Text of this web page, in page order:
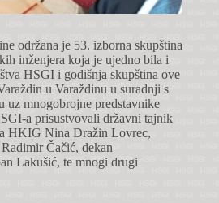
održana je 53. izborna skupština
inženjera koja je ujedno bila i
HSGI i godišnja skupština ove
u Varaždinu u suradnji s
uz mnogobrojne predstavnike
a prisustvovali državni tajnik
HKIG Nina Dražin Lovrec,
Čačić, dekan
Lakušić, te mnogi drugi